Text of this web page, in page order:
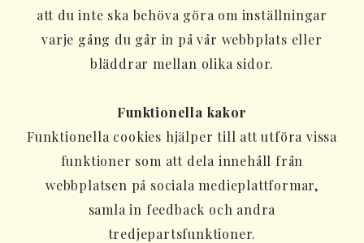
att du inte ska behöva göra om inställningar
varje gång du går in på vår webbplats eller
bläddrar mellan olika sidor.
Funktionella kakor
Funktionella cookies hjälper till att utföra vissa
funktioner som att dela innehåll från
webbplatsen på sociala medieplattformar,
samla in feedback och andra
tredjepartsfunktioner.